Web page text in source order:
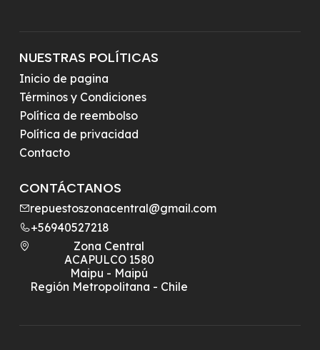
NUESTRAS POLÍTICAS
Inicio de pagina
Términos y Condiciones
Política de reembolso
Política de privacidad
Contacto
CONTÁCTANOS
repuestoszonacentral@gmail.com
+56940527218
Zona Central
ACAPULCO 1580
Maipu - Maipú
Región Metropolitana - Chile